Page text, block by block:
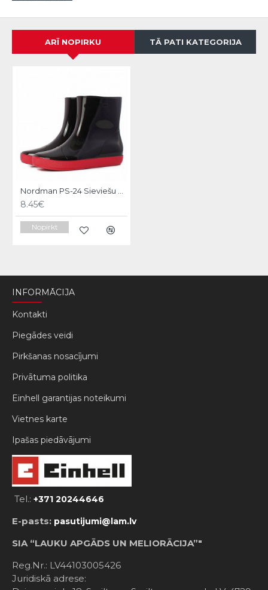
ARĪ NOPIRKU TĀ PATI KATEGORIJA
Nordman PS-24 Sieviešu Gumijas Puszābaki ,melni ar sarkanu zoli, 41 izm
8.45€
Nopirkt
INFORMĀCIJA
Kontakti
Piegādes veidi
Pirkšanas nosacījumi
Privātuma politika
Einhell garantijas noteikumi
Vietnes karte
Ipašas piedāvājumi
Tel.: +371 20244646
E-pasts: pasutijumi@lam.lv
SIA “LAUKU APGĀDS UN MELIORĀCIJA”"
Reg.Nr.: LV44103005426
Juridiskā adrese: